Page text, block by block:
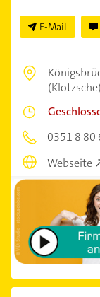
E-Mail
(Klotzsche)
0351 8 80
Webseite